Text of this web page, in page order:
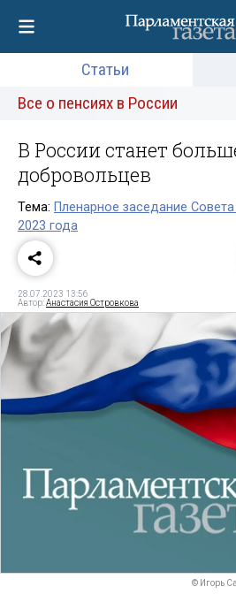
Статьи
Все о пенсиях в России
В России станет
добровольцев
Тема: Пленарное заседание
2023 года
28.07.2023 13:56
Автор:Анастасия Островкова
© Игорь